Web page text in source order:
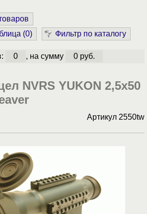
(0) Фильтр по каталогу
0 , на сумму 0 руб.
NVRS YUKON 2,5х50
Артикул 2550tw